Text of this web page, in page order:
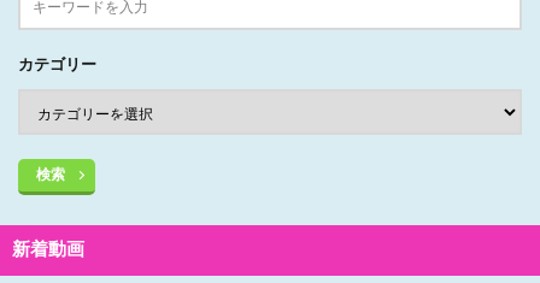
カテゴリー
検索
新着動画